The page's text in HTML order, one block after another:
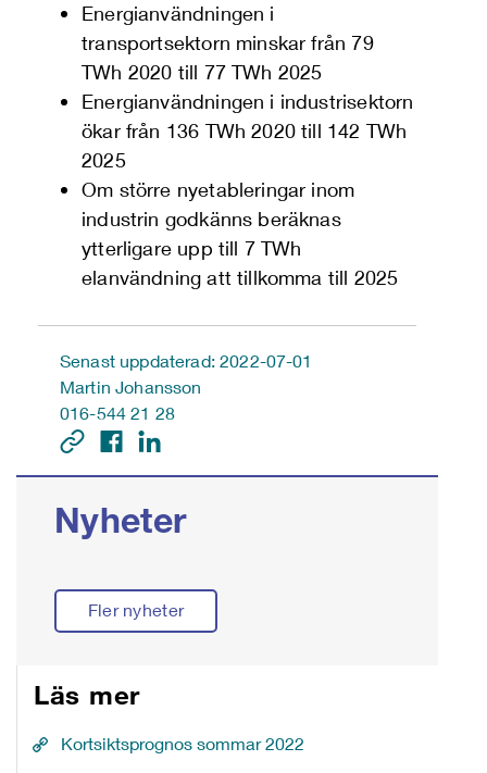
Energianvändningen i
transportsektorn minskar från 79
TWh 2020 till 77 TWh 2025
Energianvändningen i industrisektorn
ökar från 136 TWh 2020 till 142 TWh
2025
Om större nyetableringar inom
industrin godkänns beräknas
ytterligare upp till 7 TWh
elanvändning att tillkomma till 2025
Senast uppdaterad: 2022-07-01
Martin Johansson
016-544 21 28
Nyheter
Fler nyheter
Läs mer
Kortsiktsprognos sommar 2022